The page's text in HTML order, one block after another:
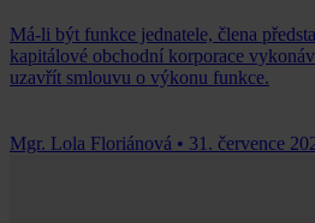
Má-li být funkce jednatele, člena
kapitálové obchodní korporace
uzavřít smlouvu o výkonu funkce.
Mgr. Lola Floriánová • 31. července